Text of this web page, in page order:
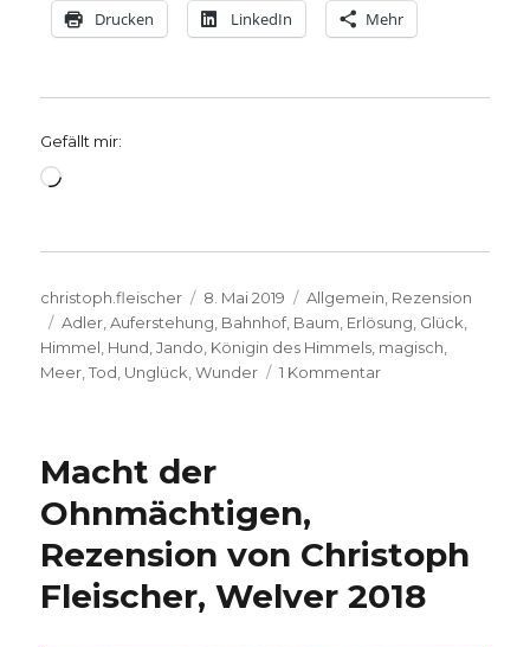
Drucken LinkedIn Mehr
Gefällt mir:
Wird
Autor
christoph.fleischer
Veröffentlicht
am
8. Mai 2019 Kategorien
Allgemein Rezension
Schlagwörter
Adler ,Auferstehung Bahnhof, Baum Erlösung Glück
Himmel Hund ,Jando Königin des Himmels magisch
Meer ,Tod Unglück ,Wunder 1 Kommentarzu
Rezension
von
Christoph
Macht der
Ohnmächtigen,
Rezension von Christoph
Fleischer, Welver 2018